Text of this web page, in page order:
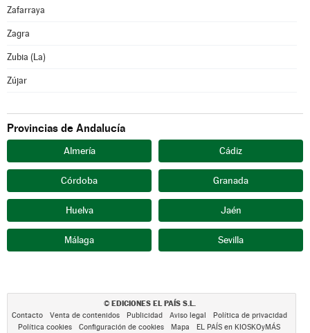
Zafarraya
Zagra
Zubia (La)
Zújar
Provincias de Andalucía
Almería Cádiz
Córdoba Granada
Huelva Jaén
Málaga Sevilla
© EDICIONES EL PAÍS S.L.
Contacto Venta de contenidos Publicidad Aviso legal
Política de privacidad
Política cookies
Configuración de cookies Mapa EL PAÍS en KIOSKOyMÁS